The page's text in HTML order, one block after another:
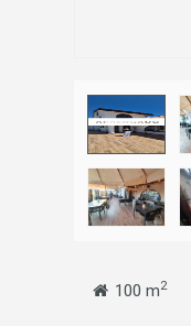
100 m2